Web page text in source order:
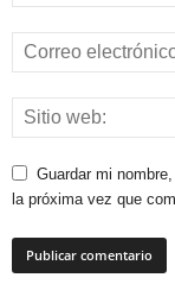
Guardar mi
la próxima vez que